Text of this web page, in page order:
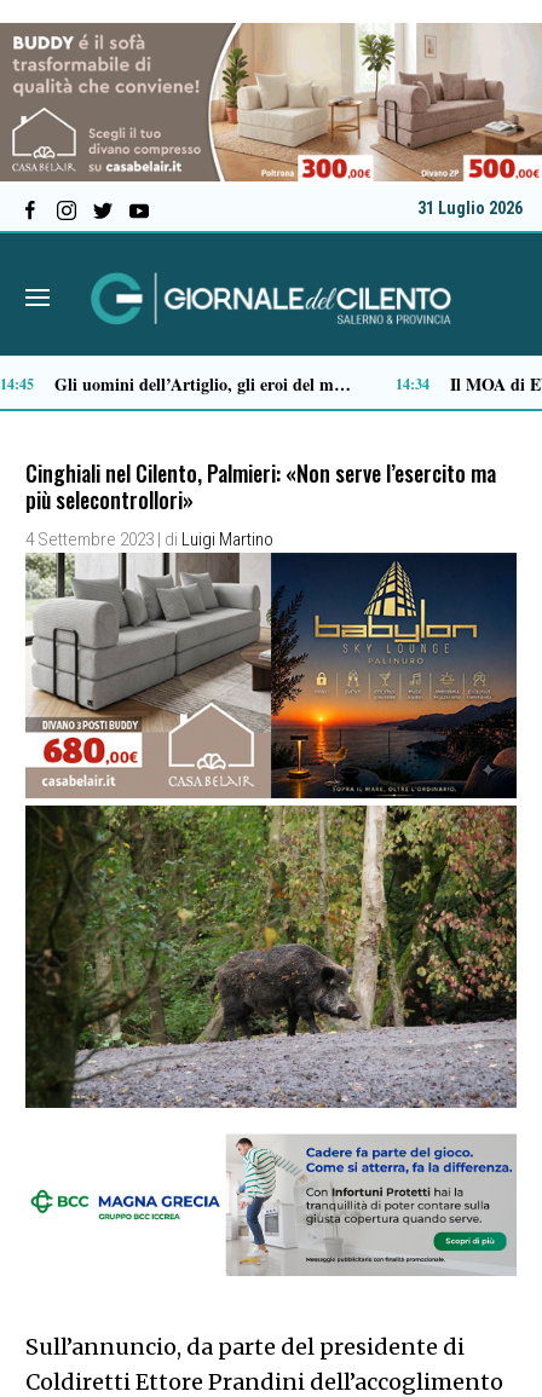
31 Luglio 2026
Stipendi incompleti al Dea di Nocera, Pagani e Scafati. Nursind: «Chi sbaglia deve risponderne» 12:08
Cinghiali nel Cilento, Palmieri: «Non serve l’esercito ma
più selecontrollori»
4 Settembre 2023 | di Luigi Martino
Sull’annuncio, da parte del presidente di
Coldiretti Ettore Prandini dell’accoglimento